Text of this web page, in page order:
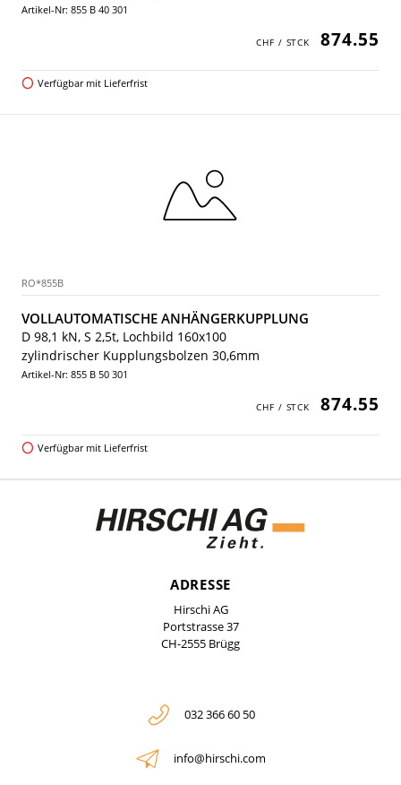
Artikel-Nr: 855 B 40 301
874.55
Verfügbar mit Lieferfrist
RO*855B
VOLLAUTOMATISCHE ANHÄNGERKUPPLUNG
D 98,1 kN, S 2,5t, Lochbild 160x100
zylindrischer Kupplungsbolzen 30,6mm
Artikel-Nr: 855 B 50 301
874.55
Verfügbar mit Lieferfrist
ADRESSE
Hirschi AG
Portstrasse 37
CH-2555 Brügg
032 366 60 50
info@hirschi.com